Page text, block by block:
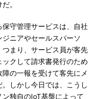
。
守管理サービスは、自社
ニアやセールスパーソ
まり、サービス員が客先
クして請求書発行のため
の一報を受けて客先にメ
しかし今日では、こうし
独自のIoT基盤によって